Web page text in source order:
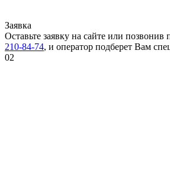
Заявка
Оставьте заявку на сайте или позвонив
210-84-74, и оператор подберет Вам
02